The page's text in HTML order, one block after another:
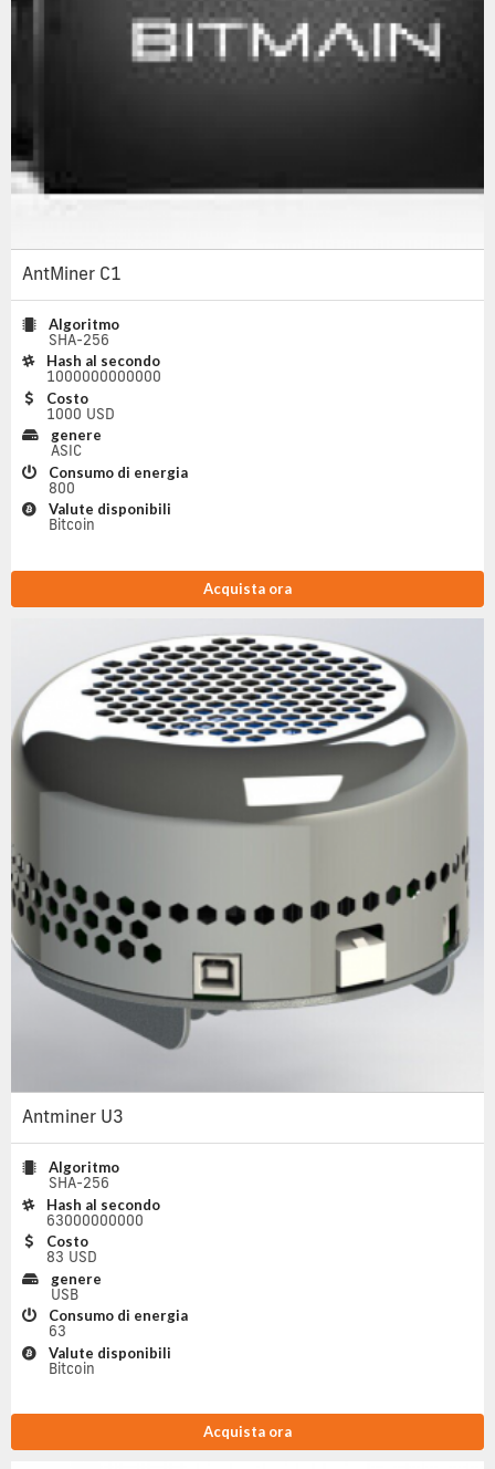
AntMiner C1
Algoritmo
SHA-256
Hash al secondo
1000000000000
Costo
1000 USD
genere
ASIC
Consumo di energia
800
Valute disponibili
Bitcoin
Acquista ora
Antminer U3
Algoritmo
SHA-256
Hash al secondo
63000000000
Costo
83 USD
genere
USB
Consumo di energia
63
Valute disponibili
Bitcoin
Acquista ora